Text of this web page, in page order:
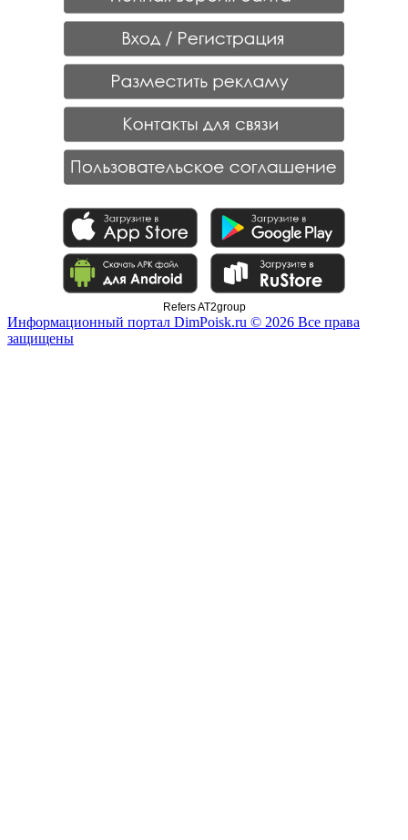
Refers AT2group
Информационный портал DimPoisk.ru © 2026 Все права
защищены